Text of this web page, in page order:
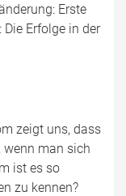
Erste
Erfolge in der
zeigt uns, dass
wenn man sich
ist es so
zu kennen?